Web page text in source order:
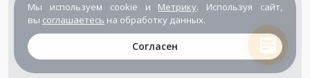
Мы используем cookie и Метрику. Используя сайт,
вы соглашаетесь на обработку данных.
Согласен